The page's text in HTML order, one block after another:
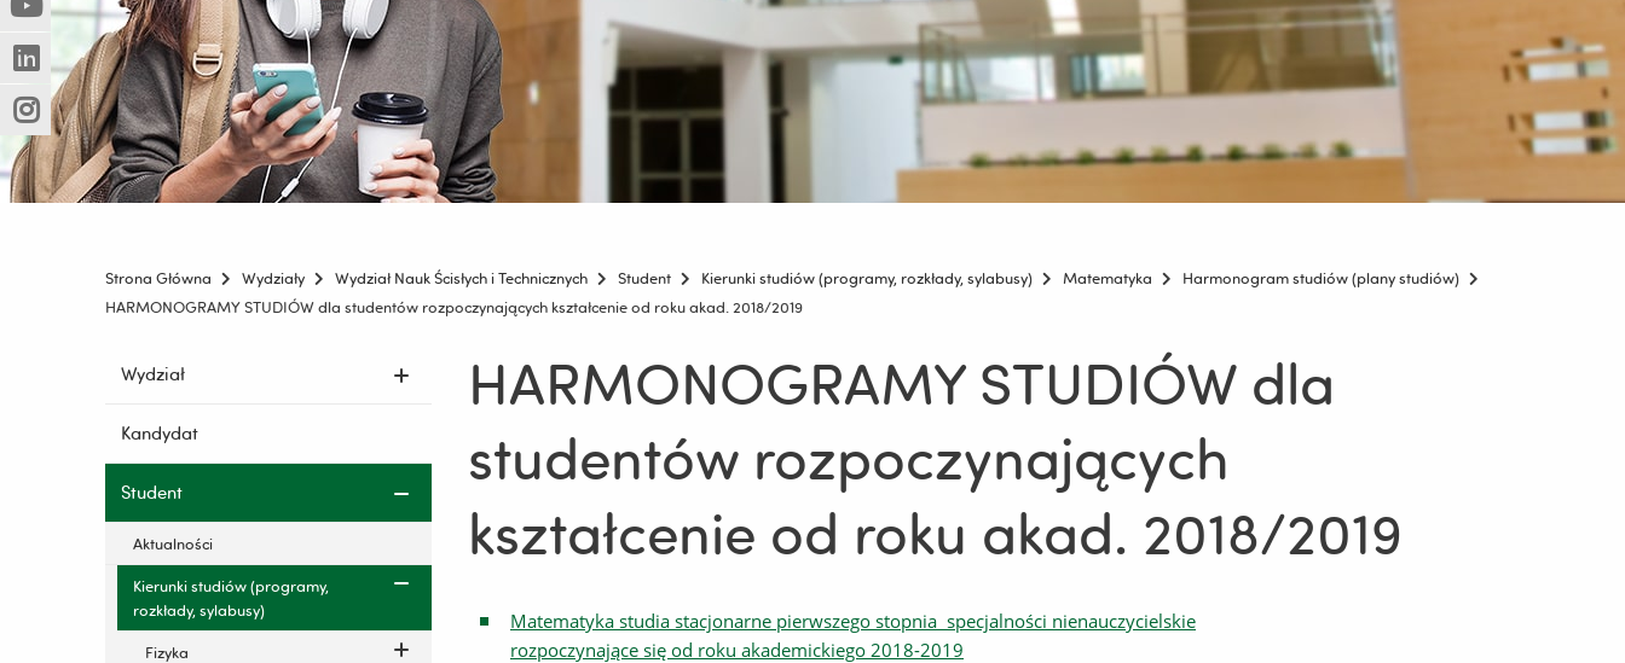
innej
strony)
(Nowe
okno)
(Link
do
innej
strony)
(Nowe
okno)
(Link
do
innej
strony)
(Nowe
okno)
(Link
do
innej
strony)
Strona Główna Wydziały Wydział Nauk Ścisłych i Technicznych Student Kierunki studiów (programy, rozkłady, sylabusy) Matematyka
Harmonogram studiów (plany studiów)
HARMONOGRAMY STUDIÓW dla studentów rozpoczynających kształcenie od roku akad. 2018/2019
Pomiń
i
przejdź
treści
Wydział
Kandydat
Student
Aktualności
Kierunki studiów (programy,
rozkłady, sylabusy)
Fizyka
HARMONOGRAMY STUDIÓW dla
studentów rozpoczynających
kształcenie od roku akad. 2018/2019
Matematyka studia stacjonarne pierwszego stopnia specjalności nienauczycielskie
rozpoczynające się od roku akademickiego 2018-2019